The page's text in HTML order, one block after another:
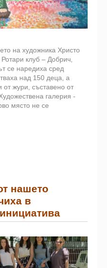
на художника Христо
клуб – Добрич,
се наредиха сред
над 150 деца, а
жури, съставено от
галерия -
място не се
нашето
в